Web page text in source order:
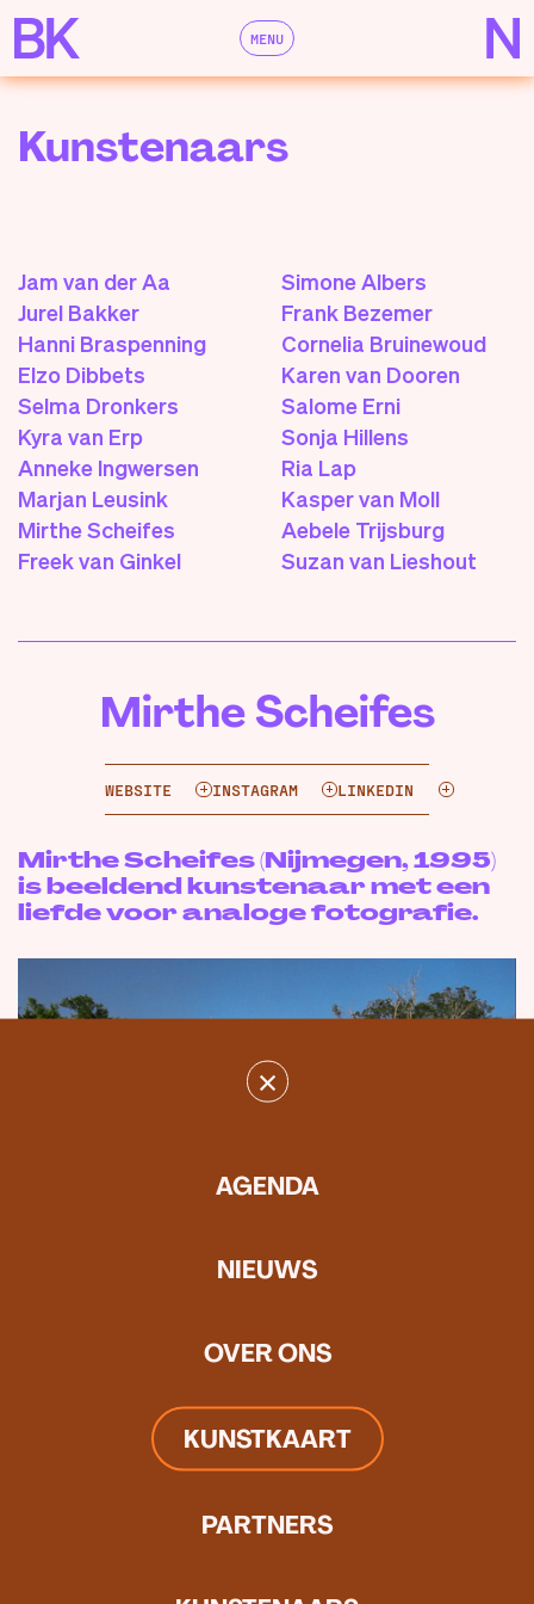
MENU
×
AGENDA
NIEUWS
OVER ONS
KUNSTKAART
PARTNERS
Kunstenaars
Jam van der Aa
Simone Albers
Jurel Bakker
Frank Bezemer
Hanni Braspenning
Cornelia Bruinewoud
Elzo Dibbets
Karen van Dooren
Selma Dronkers
Salome Erni
Kyra van Erp
Sonja Hillens
Anneke Ingwersen
Ria Lap
Marjan Leusink
Kasper van Moll
Mirthe Scheifes
Aebele Trijsburg
Freek van Ginkel
Suzan van Lieshout
Mirthe Scheifes
WEBSITE INSTAGRAM LINKEDIN
Mirthe Scheifes (Nijmegen, 1995)
is beeldend kunstenaar met een
liefde voor analoge fotografie.
heeft Mirthe zich verdiept in de wijze waarop analoge
fotografie werelden tot leven kan roepen via haar hand
tot dia’s, van polaroids tot lenzen uit verrekijkers die zij in